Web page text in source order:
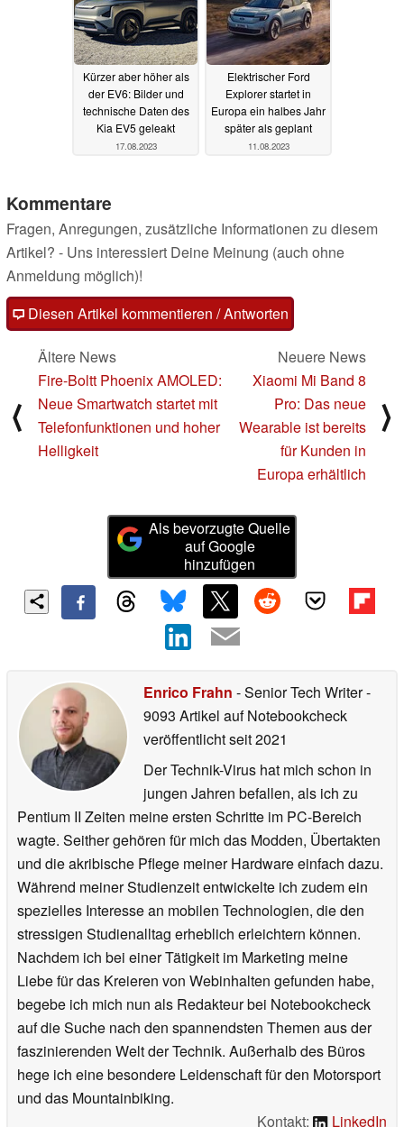
Kürzer aber höher als
der EV6: Bilder und
technische Daten des
Kia EV5 geleakt
17.08.2023
Elektrischer Ford
Explorer startet in
Europa ein halbes Jahr
später als geplant
11.08.2023
Kommentare
Fragen, Anregungen, zusätzliche Informationen zu diesem
Artikel? - Uns interessiert Deine Meinung (auch ohne
Anmeldung möglich)!
Diesen Artikel kommentieren / Antworten
⟨
Ältere News
Fire-Boltt Phoenix AMOLED:
Neue Smartwatch startet mit
Telefonfunktionen und hoher
Helligkeit
Neuere News
Xiaomi Mi Band 8
Pro: Das neue
Wearable ist bereits
für Kunden in
Europa erhältlich
⟩
Als bevorzugte Quelle
auf Google
hinzufügen
Enrico Frahn - Senior Tech Writer-
9093 Artikel auf Notebookcheck
veröffentlichtseit 2021
Der Technik-Virus hat mich schon in
jungen Jahren befallen, als ich zu
Pentium II Zeiten meine ersten Schritte im PC-Bereich
wagte. Seither gehören für mich das Modden, Übertakten
und die akribische Pflege meiner Hardware einfach dazu.
Während meiner Studienzeit entwickelte ich zudem ein
spezielles Interesse an mobilen Technologien, die den
stressigen Studienalltag erheblich erleichtern können.
Nachdem ich bei einer Tätigkeit im Marketing meine
Liebe für das Kreieren von Webinhalten gefunden habe,
begebe ich mich nun als Redakteur bei Notebookcheck
auf die Suche nach den spannendsten Themen aus der
faszinierenden Welt der Technik. Außerhalb des Büros
hege ich eine besondere Leidenschaft für den Motorsport
und das Mountainbiking.
Kontakt:
LinkedIn